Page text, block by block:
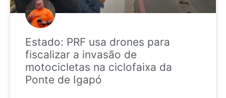
Estado: PRF usa drones para
fiscalizar a invasão de
motocicletas na ciclofaixa da
Ponte de Igapó